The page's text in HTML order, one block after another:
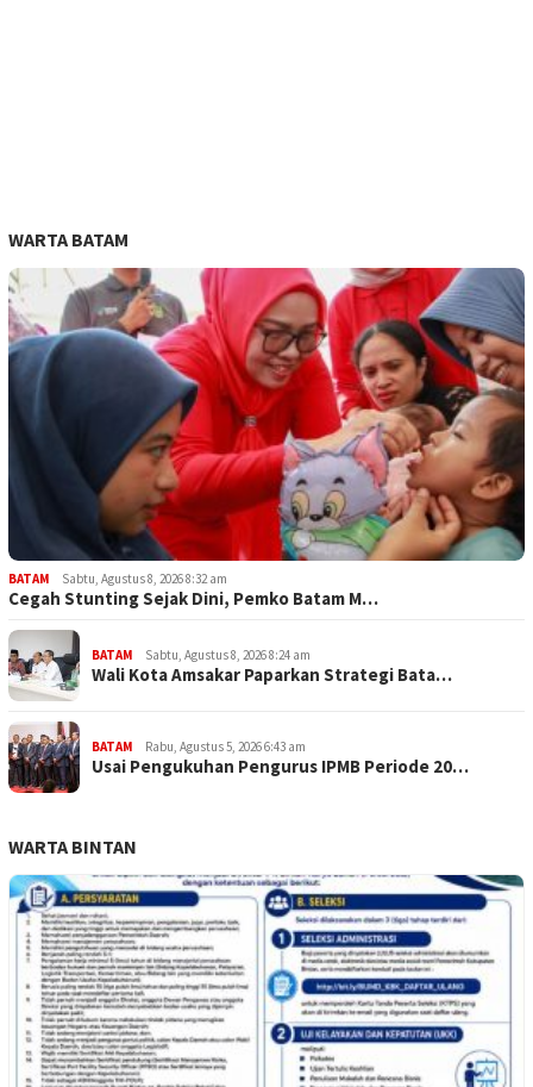
WARTA BATAM
BATAM Sabtu, Agustus 8, 2026 8:32 am
Cegah Stunting Sejak Dini, Pemko Batam M…
BATAM Sabtu, Agustus 8, 2026 8:24 am
Wali Kota Amsakar Paparkan Strategi Bata…
BATAM Rabu, Agustus 5, 2026 6:43 am
Usai Pengukuhan Pengurus IPMB Periode 20…
WARTA BINTAN